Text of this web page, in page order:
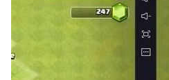
Хиэй CV: Нобуюки Хияма
Курама CV: Мэгуми Огата
Тогуро-младший CV: Тэссё Гэнда